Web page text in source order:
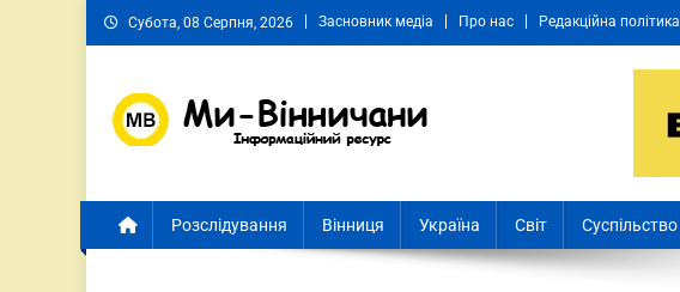
Субота, 08 Серпня, 2026 Засновник медіа Про нас Редакційна політика
Розслідування Вінниця Україна Світ Суспільство